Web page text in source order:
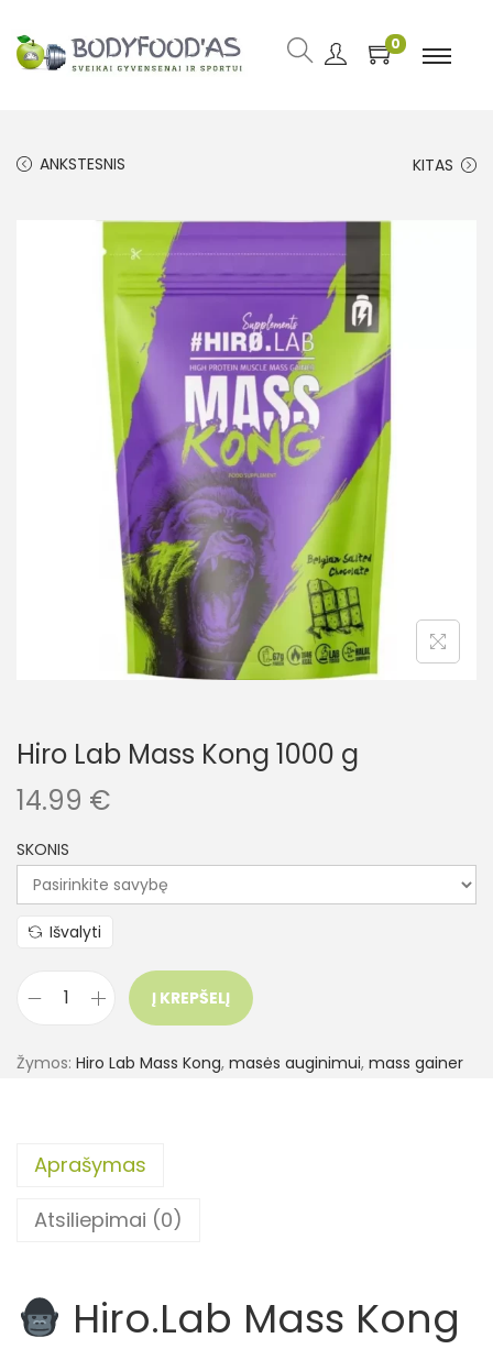
0
ANKSTESNIS KITAS
Hiro Lab Mass Kong 1000 g
14.99 €
SKONIS
Išvalyti
Į KREPŠELĮ
Žymos: Hiro Lab Mass Kong, masės auginimui, mass gainer
Aprašymas
Atsiliepimai (0)
Hiro.Lab Mass Kong